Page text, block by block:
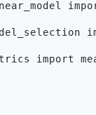
import